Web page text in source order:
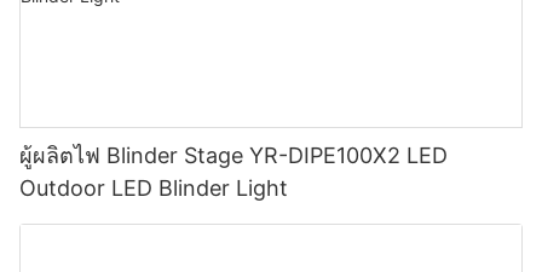
ผู้ผลิตไฟ Blinder Stage YR-DIPE100X2 LED
Outdoor LED Blinder Light